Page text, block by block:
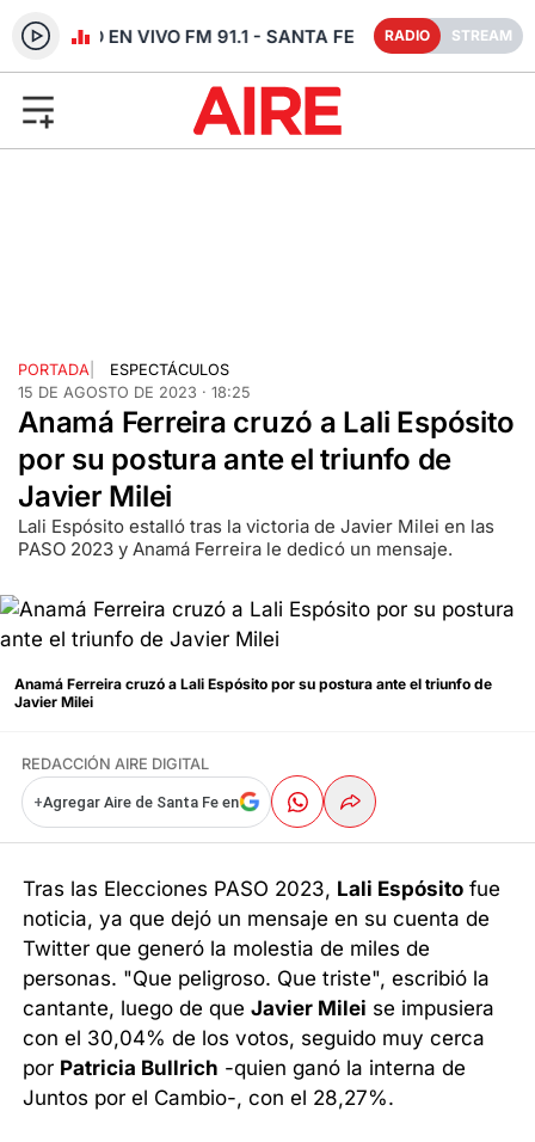
RADIO EN VIVO FM 91.1 - SANTA FE RADIO STREAM
PORTADA
ESPECTÁCULOS
15 DE AGOSTO DE 2023 · 18:25
Anamá Ferreira cruzó a Lali Espósito
por su postura ante el triunfo de
Javier Milei
Lali Espósito estalló tras la victoria de Javier Milei en las
PASO 2023 y Anamá Ferreira le dedicó un mensaje.
Anamá Ferreira cruzó a Lali Espósito por su postura ante el triunfo de
Javier Milei
REDACCIÓN AIRE DIGITAL
+Agregar Aire de Santa Fe en
Tras las Elecciones PASO 2023, Lali Espósito fue
noticia, ya que dejó un mensaje en su cuenta de
Twitter que generó la molestia de miles de
personas. "Que peligroso. Que triste", escribió la
cantante, luego de queJavier Milei se impusiera
con el 30,04% de los votos, seguido muy cerca
por Patricia Bullrich -quien ganó la interna de
Juntos por el Cambio-, con el 28,27%.